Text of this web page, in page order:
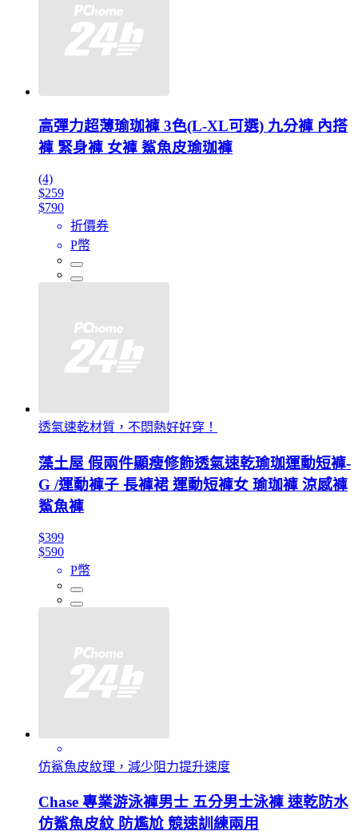
高彈力超薄瑜珈褲 3色(L-XL可選) 九分褲 內搭
褲 緊身褲 女褲 鯊魚皮瑜珈褲
(4)
$259
$790
折價券
P幣
透氣速乾材質，不悶熱好好穿！
藻土屋 假兩件顯瘦修飾透氣速乾瑜珈運動短褲-
G /運動褲子 長褲裙 運動短褲女 瑜珈褲 涼感褲
鯊魚褲
$399
$590
P幣
仿鯊魚皮紋理，減少阻力提升速度
Chase 專業游泳褲男士 五分男士泳褲 速乾防水
仿鯊魚皮紋 防尷尬 競速訓練兩用